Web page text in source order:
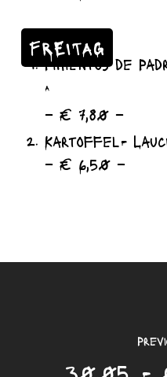
FREITAG
Pimientos de
A
– € 7,80 –
Kartoffel-
– € 6,50 –